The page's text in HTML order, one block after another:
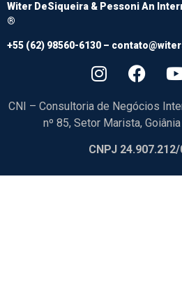
Witer DeSiqueira & Pessoni An
®
+55 (62) 98560-6130 –
CNI – Consultoria de Negócios
nº 85, Setor Marista,
CNPJ